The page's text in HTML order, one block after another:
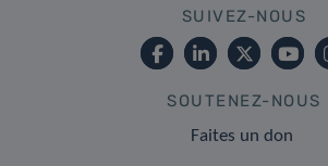
SUIVEZ-NOUS
SOUTENEZ-NOUS
Faites un don